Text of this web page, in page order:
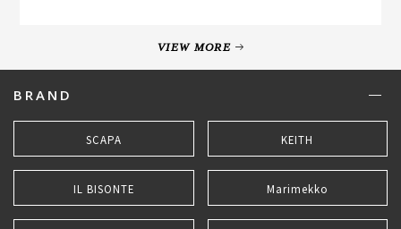
VIEW MORE
BRAND
SCAPA KEITH
IL BISONTE Marimekko